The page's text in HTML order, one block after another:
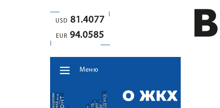
USD 81.4077
EUR 94.0585
Меню